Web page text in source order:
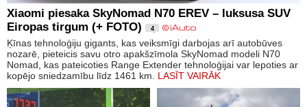
Xiaomi piesaka SkyNomad N70 EREV – luksusa SUV
Eiropas tirgum (+ FOTO)
4
Ķīnas tehnoloģiju gigants, kas veiksmīgi darbojas arī autobūves
nozarē, pieteicis savu otro apakšzīmola SkyNomad modeli N70
Nomad, kas pateicoties Range Extender tehnoloģijai var lepoties ar
kopējo sniedzamību līdz 1461 km. LASĪT VAIRĀK